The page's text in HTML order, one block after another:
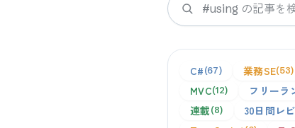
検索
C# 67 業務SE 53
MVC 12 フリーラ
連載 8 30日間レ